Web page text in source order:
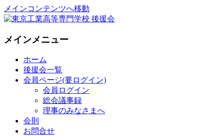
メインコンテンツへ移動
東京工業高等専門学校 後援会
College Supporters.
メインメニュー
ホーム
後援会一覧
会員ページ(要ログイン)
会員ログイン
総会議事録
理事のみなさまへ
会則
お問合せ